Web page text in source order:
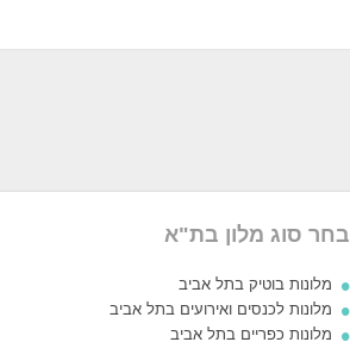
בחר סוג מלון בת"א
מלונות בוטיק בתל אביב
מלונות לכנסים ואירועים בתל אביב
מלונות כפריים בתל אביב